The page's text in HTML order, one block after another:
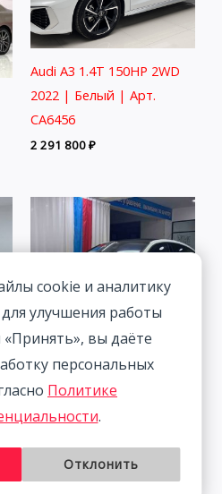
Audi A3 1.4T 150HP 2WD
2022 | Белый | Арт.
CA6456
2 291 800₽
Volkswagen Lamando 1.4T
1 993 700₽
cookie и аналитику
улучшения работы
вы даёте
персональных
Политике
.
Отклонить